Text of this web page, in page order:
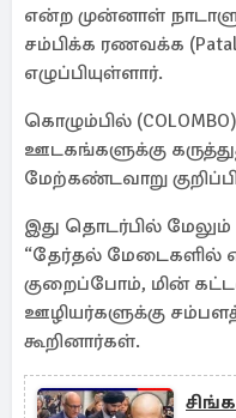
என்ற முன்னாள்
சம்பிக்க ரணவக்க (Patali
எழுப்பியுள்ளார்.
கொழும்பில்
ஊடகங்களுக்கு
மேற்கண்டவாறு
இது தொடர்பில் மேலும்
“தேர்தல் மேடைகளில்
குறைப்போம், மின்
ஊழியர்களுக்கு
கூறினார்கள்.